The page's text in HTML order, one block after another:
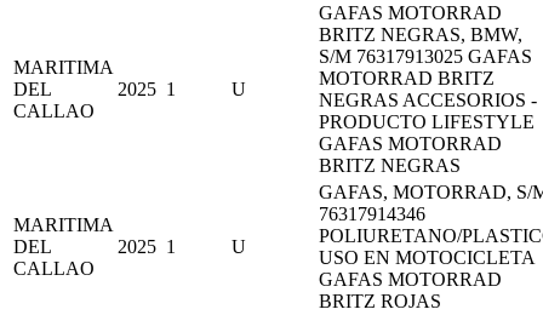
MARITIMA
DEL
CALLAO
2025 1 U
GAFAS MOTORRAD
BRITZ NEGRAS, BMW,
S/M 76317913025 GAFAS
MOTORRAD BRITZ
NEGRAS ACCESORIOS -
PRODUCTO LIFESTYLE
GAFAS MOTORRAD
BRITZ NEGRAS
MARITIMA
DEL
CALLAO
2025 1 U
GAFAS, MOTORRAD, S/
76317914346
POLIURETANO/
USO EN MOTOCICLETA
GAFAS MOTORRAD
BRITZ ROJAS